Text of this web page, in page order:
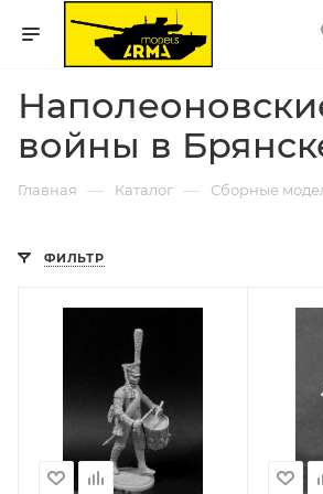
войны в
Главная — Каталог — Сборные
ФИЛЬТР